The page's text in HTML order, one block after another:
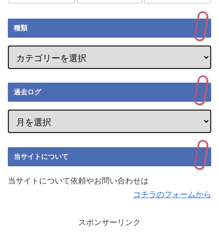
種類
過去ログ
当サイトについて
当サイトについて依頼やお問い合わせは
コチラのフォームから
スポンサーリンク